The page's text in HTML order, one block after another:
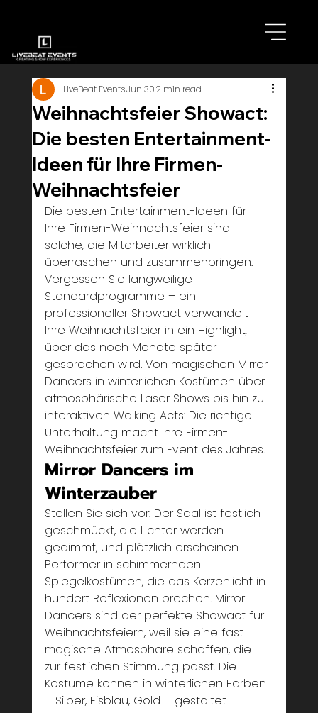
Weihnachtsfeier Showact:
Die besten Entertainment-
Ideen für Ihre Firmen-
Weihnachtsfeier
LiveBeat EventsJun 302 min read
Die besten Entertainment-Ideen für
Ihre Firmen-Weihnachtsfeier sind
solche, die Mitarbeiter wirklich
überraschen und zusammenbringen.
Vergessen Sie langweilige
Standardprogramme – ein
professioneller Showact verwandelt
Ihre Weihnachtsfeier in ein Highlight,
über das noch Monate später
gesprochen wird. Von magischen Mirror
Dancers in winterlichen Kostümen über
atmosphärische Laser Shows bis hin zu
interaktiven Walking Acts: Die richtige
Unterhaltung macht Ihre Firmen-
Weihnachtsfeier zum Event des Jahres.
Mirror Dancers im
Winterzauber
Stellen Sie sich vor: Der Saal ist festlich
geschmückt, die Lichter werden
gedimmt, und plötzlich erscheinen
Performer in schimmernden
Spiegelkostümen, die das Kerzenlicht in
hundert Reflexionen brechen. Mirror
Dancers sind der perfekte Showact für
Weihnachtsfeiern, weil sie eine fast
magische Atmosphäre schaffen, die
zur festlichen Stimmung passt. Die
Kostüme können in winterlichen Farben
– Silber, Eisblau, Gold – gestaltet